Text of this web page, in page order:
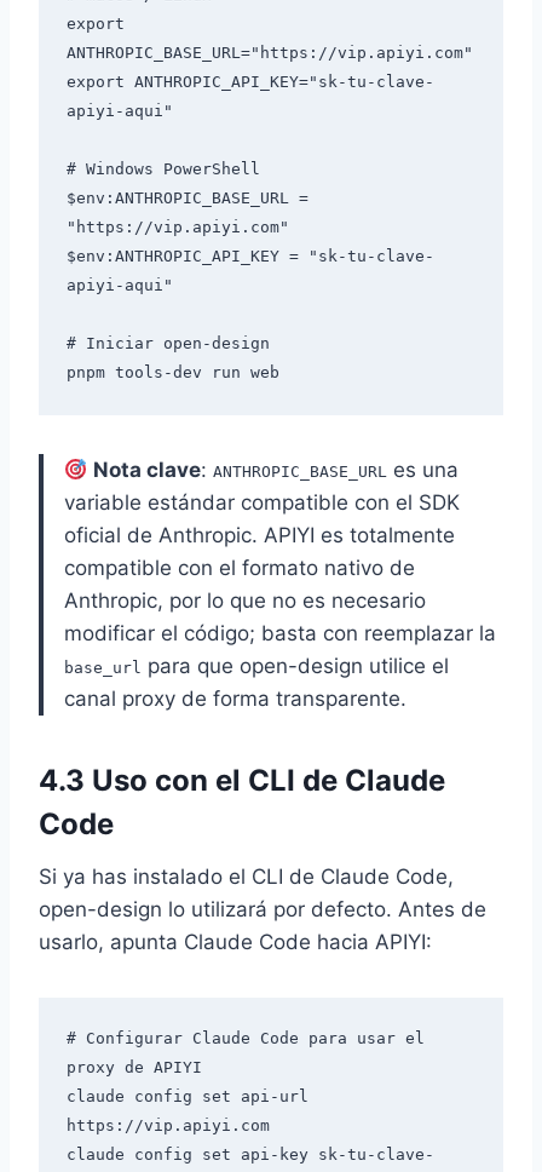
export
ANTHROPIC_BASE_URL="https://vip.apiyi.com"
export ANTHROPIC_API_KEY="sk-tu-clave-
apiyi-aqui"
# Windows PowerShell
$env:ANTHROPIC_BASE_URL =
"https://vip.apiyi.com"
$env:ANTHROPIC_API_KEY = "sk-tu-clave-
apiyi-aqui"
# Iniciar open-design
Nota clave:ANTHROPIC_BASE_URL es una
variable estándar compatible con el SDK
oficial de Anthropic. APIYI es totalmente
compatible con el formato nativo de
Anthropic, por lo que no es necesario
modificar el código; basta con reemplazar la
base_url para que open-design utilice el
canal proxy de forma transparente.
4.3 Uso con el CLI de Claude
Code
Si ya has instalado el CLI de Claude Code,
open-design lo utilizará por defecto. Antes de
usarlo, apunta Claude Code hacia APIYI:
# Configurar Claude Code para usar el
proxy de APIYI
claude config set api-url
https://vip.apiyi.com
claude config set api-key sk-tu-clave-